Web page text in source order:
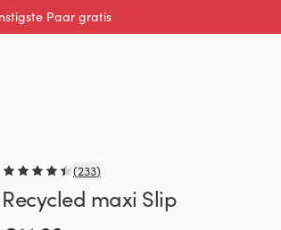
(233)
Recycled maxi Slip